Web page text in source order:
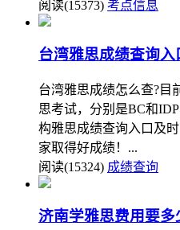
阅读(15373) 考点信息
台湾雅思成绩查询入
台湾雅思成绩怎么查?目
思考试，分别是BC和
构雅思成绩查询入口及
家取得好成绩！...
阅读(15324) 成绩查询
济南学雅思费用要多